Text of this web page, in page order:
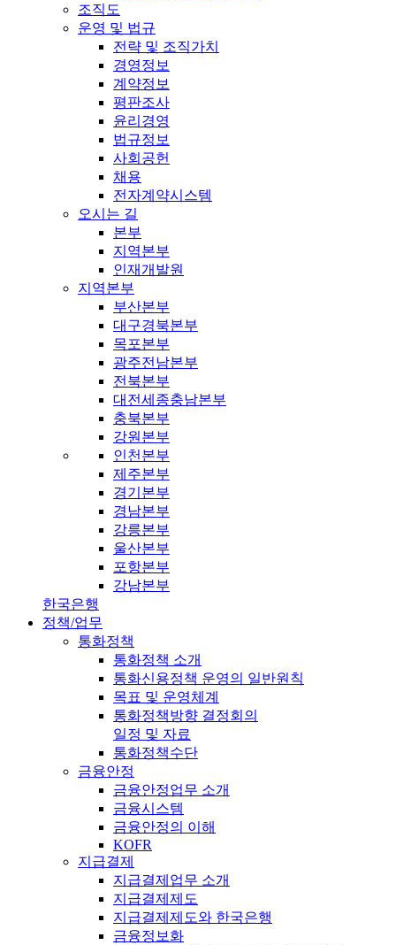
조직도
운영 및 법규
전략 및 조직가치
경영정보
계약정보
평판조사
윤리경영
법규정보
사회공헌
채용
전자계약시스템
오시는 길
본부
지역본부
인재개발원
지역본부
부산본부
대구경북본부
목포본부
광주전남본부
전북본부
대전세종충남본부
충북본부
강원본부
인천본부
제주본부
경기본부
경남본부
강릉본부
울산본부
포항본부
강남본부
한국은행
정책/업무
통화정책
통화정책 소개
통화신용정책 운영의 일반원칙
목표 및 운영체계
통화정책방향 결정회의
일정 및 자료
통화정책수단
금융안정
금융안정업무 소개
금융시스템
금융안정의 이해
KOFR
지급결제
지급결제업무 소개
지급결제제도
지급결제제도와 한국은행
금융정보화